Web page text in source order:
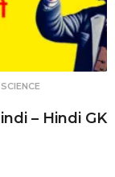
– Hindi GK